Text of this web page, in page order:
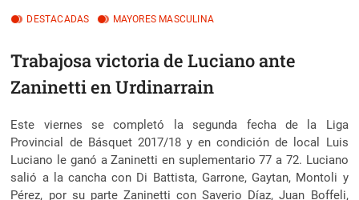
DESTACADAS MAYORES MASCULINA
Trabajosa victoria de Luciano ante
Zaninetti en Urdinarrain
Este viernes se completó la segunda fecha de la Liga
Provincial de Básquet 2017/18 y en condición de local Luis
Luciano le ganó a Zaninetti en suplementario 77 a 72. Luciano
salió a la cancha con Di Battista, Garrone, Gaytan, Montoli y
Pérez, por su parte Zaninetti con Saverio Díaz, Juan Boffeli,